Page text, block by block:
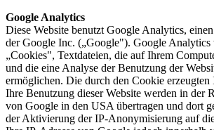
Google Analytics
Diese Website benutzt Google Analytics,
der Google Inc. („Google"). Google Analytics
„Cookies", Textdateien, die auf Ihrem
und die eine Analyse der Benutzung der
ermöglichen. Die durch den Cookie
Ihre Benutzung dieser Website werden in der
von Google in den USA übertragen und dort
der Aktivierung der IP-Anonymisierung auf